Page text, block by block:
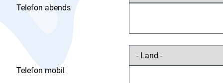
Telefon abends
Telefon mobil